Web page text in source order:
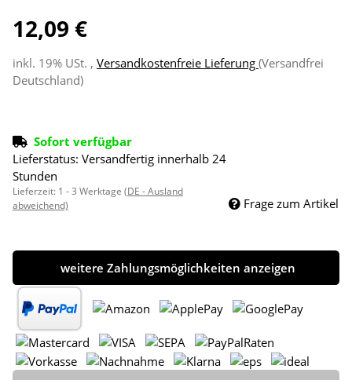
12,09 €
inkl. 19% USt. , Versandkostenfreie Lieferung (Versandfrei
Deutschland)
Sofort verfügbar
Lieferstatus: Versandfertig innerhalb 24
Stunden
Lieferzeit: 1 - 3 Werktage (DE - Ausland
abweichend)
Frage zum Artikel
weitere Zahlungsmöglichkeiten anzeigen